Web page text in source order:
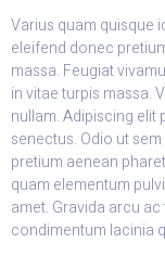
Varius quam quisque
eleifend donec
massa. Feugiat
in vitae turpis massa.
nullam. Adipiscing
senectus. Odio ut
pretium aenean
quam elementum
amet. Gravida arcu
condimentum lacinia